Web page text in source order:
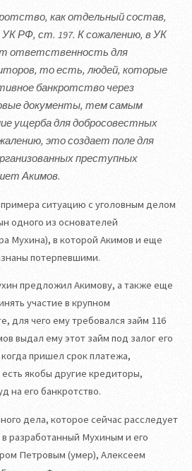
как отдельный состав,
РФ, ст. 197. К сожалению, в УК
ответственность для
то есть, людей, которые
банкротство через
документы, тем самым
ущерба для добросовестных
это создает поле для
преступных
Акимов.
ситуацию с уголовным делом
одного из основателей
Мухина), в которой Акимов и еще
потерпевшими.
предложил Акимову, а также еще
участие в крупном
для чего ему требовался займ 116
выдал ему этот займ под залог его
пришел срок платежа,
якобы другие кредиторы,
на его банкротство.
дела, которое сейчас расследует
разработанный Мухиным и его
Петровым (умер), Алексеем